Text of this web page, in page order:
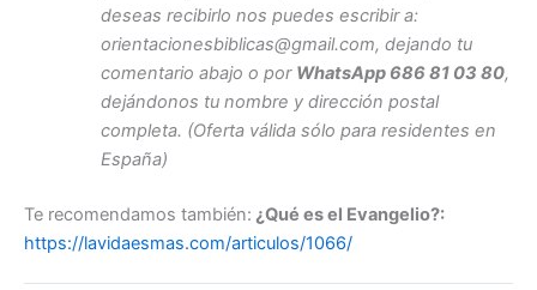
deseas recibirlo nos puedes escribir a:
orientacionesbiblicas@gmail.com, dejando tu
comentario abajo o por WhatsApp 686 81 03 80,
dejándonos tu nombre y dirección postal
completa. (Oferta válida sólo para residentes en
España)
Te recomendamos también: ¿Qué es el Evangelio?:
https://lavidaesmas.com/articulos/1066/